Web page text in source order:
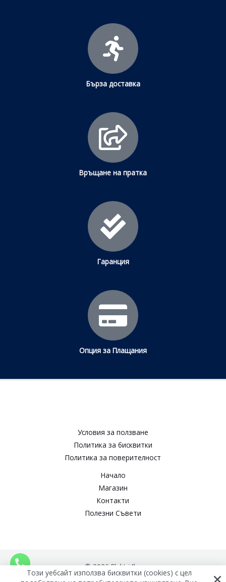
Бърза доставка
Връщане на пратка
Гаранция
Опция за Плащания
Условия за ползване​
Политика за бисквитки​
Политика за поверителност​
Начало
Магазин
Контакти
Полезни Съвети
© 2026 Elektri4ko
Този уебсайт използва бисквитки (cookies) с цел